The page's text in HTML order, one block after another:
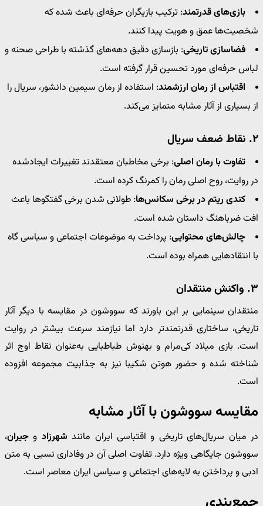
بازی‌های قدرتمند: ترکیب بازیگران حرفه‌ای باعث شده که
شخصیت‌ها عمق و هویت پیدا کنند.
فضاسازی تاریخی: بازسازی دقیق دهه‌های گذشته با طراحی صحنه و
لباس حرفه‌ای مورد تحسین قرار گرفته است.
اقتباس از رمان ارزشمند: استفاده از رمان سیمین دانشور، سریال را
از بسیاری از آثار مشابه متمایز می‌کند.
۲. نقاط ضعف سریال
تفاوت با رمان اصلی: برخی مخاطبان معتقدند تغییرات ایجادشده
در روایت، روح اصلی رمان را کمرنگ کرده است.
کندی ریتم در برخی سکانس‌ها: طولانی شدن برخی گفتگوها باعث
افت ضرباهنگ داستان شده است.
چالش‌های محتوایی: پرداخت به موضوعات اجتماعی و سیاسی گاه
با انتقادهایی همراه بوده است.
۳. واکنش منتقدان
منتقدان سینمایی بر این باورند که سووشون در مقایسه با دیگر آثار
تاریخی، ساختاری قدرتمندتر دارد اما نیازمند سرعت بیشتر در روایت
است. بازی میلاد کی‌مرام و بهنوش طباطبایی به‌عنوان نقاط اوج اثر
شناخته شده و حضور هوتن شکیبا نیز به جذابیت مجموعه افزوده
است.
مقایسه سووشون با آثار مشابه
در میان سریال‌های تاریخی و اقتباسی ایران مانند شهرزاد و جیران،
سووشون جایگاهی ویژه دارد. تفاوت اصلی آن در وفاداری نسبی به متن
ادبی و پرداختن به لایه‌های اجتماعی و سیاسی ایران معاصر است.